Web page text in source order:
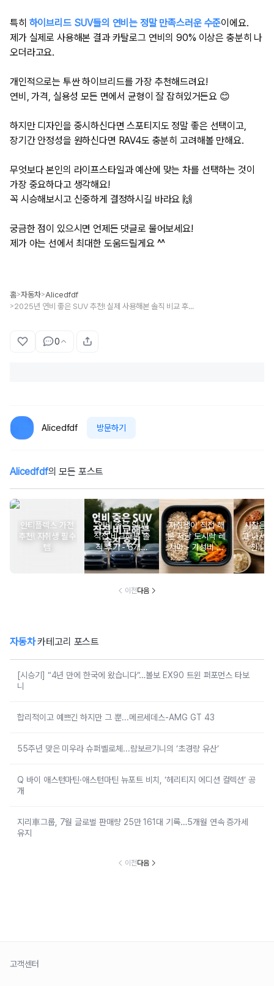
특히 하이브리드 SUV들의 연비는 정말 만족스러운 수준이에요.
제가 실제로 사용해본 결과 카탈로그 연비의 90% 이상은 충분히 나
오더라고요.
개인적으로는 투싼 하이브리드를 가장 추천해드려요!
연비, 가격, 실용성 모든 면에서 균형이 잘 잡혀있거든요 😊
하지만 디자인을 중시하신다면 스포티지도 정말 좋은 선택이고,
장기간 안정성을 원하신다면 RAV4도 충분히 고려해볼 만해요.
무엇보다 본인의 라이프스타일과 예산에 맞는 차를 선택하는 것이
가장 중요하다고 생각해요!
꼭 시승해보시고 신중하게 결정하시길 바라요 🙌
궁금한 점이 있으시면 언제든 댓글로 물어보세요!
제가 아는 선에서 최대한 도움드릴게요 ^^
홈>자동차>Alicedfdf
> 2025년 연비 좋은 SUV 추천! 실제 사용해본 솔직 비교 후기 😊
0
Alicedfdf 방문하기
Alicedfdf의 모든 포스트
안티플렉스 가전
추천! 자취생 필수
템
"연비 좋은 SUV
직접 비교해본 솔
직 후기 - 6개월
타본 실제 경험담"
자취생이 직접 해
본 저당 도시락 레
시피 - 가성비 끝
판왕 건강식단
사찰음
고 나서
진 내
이전다음
자동차카테고리 포스트
[시승기] “4년 만에 한국에 왔습니다”…볼보 EX90 트윈 퍼포먼스 타보
니
합리적이고 예쁘긴 하지만 그 뿐...메르세데스-AMG GT 43
55주년 맞은 미우라 슈퍼벨로체...람보르기니의 ‘초경량 유산’
Q 바이 애스턴마틴·애스턴마틴 뉴포트 비치, ‘헤리티지 에디션 컬렉션’ 공
개
지리車그룹, 7월 글로벌 판매량 25만 161대 기록…5개월 연속 증가세
유지
이전다음
고객센터